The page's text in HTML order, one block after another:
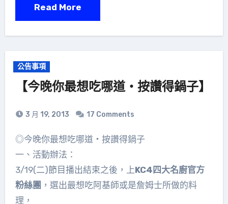
Read More
公告事項
【今晚你最想吃哪道‧按讚得鍋子】
3 月 19, 2013 17 Comments
◎今晚你最想吃哪道‧按讚得鍋子
一、活動辦法：
3/19(二)節目播出結束之後，上KC4四大名廚官方
粉絲團 ，選出最想吃阿基師或是詹姆士所做的料
理，